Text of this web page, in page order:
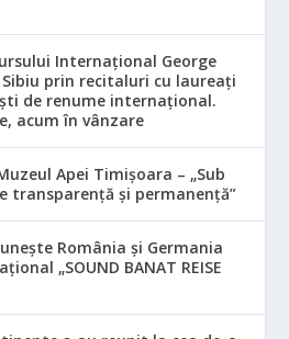
Internațional George
Sibiu prin recitaluri cu laureați
de renume internațional.
acum în vânzare
Apei Timișoara – „Sub
transparență și permanență”
România și Germania
„SOUND BANAT REISE